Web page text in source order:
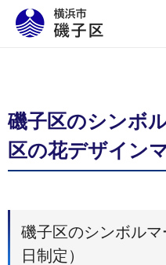
磯子区のシンボ
区の花デザイン
磯子区のシンボル
日制定）